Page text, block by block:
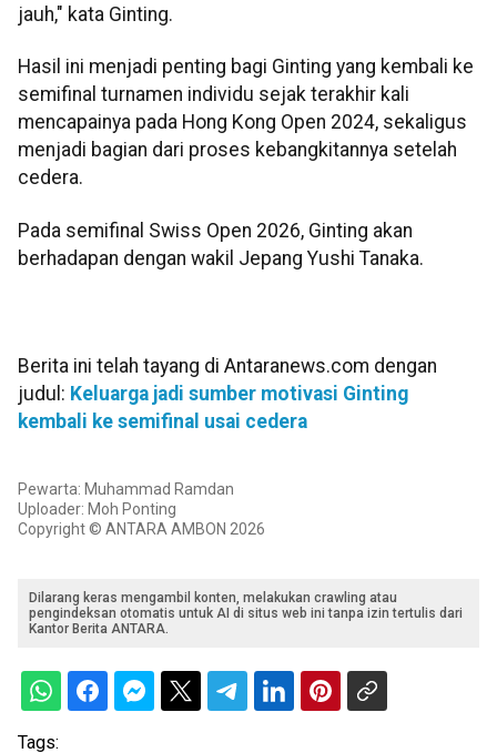
jauh," kata Ginting.
Hasil ini menjadi penting bagi Ginting yang kembali ke
semifinal turnamen individu sejak terakhir kali
mencapainya pada Hong Kong Open 2024, sekaligus
menjadi bagian dari proses kebangkitannya setelah
cedera.
Pada semifinal Swiss Open 2026, Ginting akan
berhadapan dengan wakil Jepang Yushi Tanaka.
Berita ini telah tayang di Antaranews.com dengan
judul: Keluarga jadi sumber motivasi Ginting
kembali ke semifinal usai cedera
Pewarta: Muhammad Ramdan
Uploader: Moh Ponting
Copyright © ANTARA AMBON 2026
Dilarang keras mengambil konten, melakukan crawling atau
pengindeksan otomatis untuk AI di situs web ini tanpa izin tertulis dari
Kantor Berita ANTARA.
Tags: